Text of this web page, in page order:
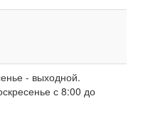
- выходной.
с 8:00 до